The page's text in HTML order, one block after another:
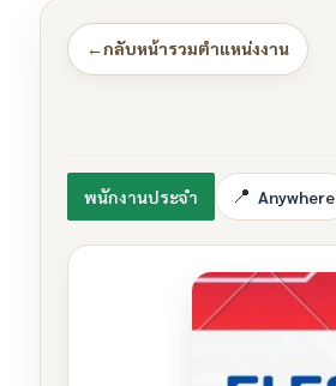
←กลับหน้ารวมตำแหน่งงาน
พนักงานประจำ Anywhere